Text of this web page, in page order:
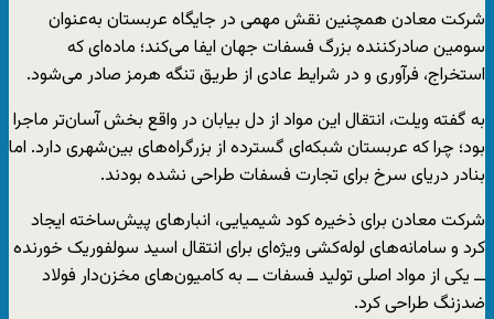
شرکت معادن همچنین نقش مهمی در جایگاه عربستان به‌عنوان
سومین صادرکننده بزرگ فسفات جهان ایفا می‌کند؛ ماده‌ای که
استخراج، فرآوری و در شرایط عادی از طریق تنگه هرمز صادر می‌شود.
به گفته ویلت، انتقال این مواد از دل بیابان در واقع بخش آسان‌تر ماجرا
بود؛ چرا که عربستان شبکه‌ای گسترده از بزرگراه‌های بین‌شهری دارد. اما
بنادر دریای سرخ برای تجارت فسفات طراحی نشده بودند.
شرکت معادن برای ذخیره کود شیمیایی، انبارهای پیش‌ساخته ایجاد
کرد و سامانه‌های لوله‌کشی ویژه‌ای برای انتقال اسید سولفوریک خورنده
ــ یکی از مواد اصلی تولید فسفات ــ به کامیون‌های مخزن‌دار فولاد
ضدزنگ طراحی کرد.